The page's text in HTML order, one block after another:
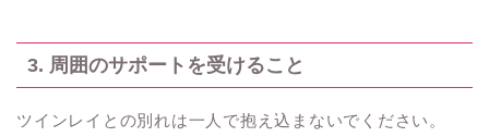
3. 周囲のサポートを受けること
ツインレイとの別れは一人で抱え込まないでください。